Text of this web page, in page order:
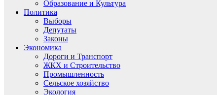
Образование и Культура
Политика
Выборы
Депутаты
Законы
Экономика
Дороги и Транспорт
ЖКХ и Строительство
Промышленность
Сельское хозяйство
Экология